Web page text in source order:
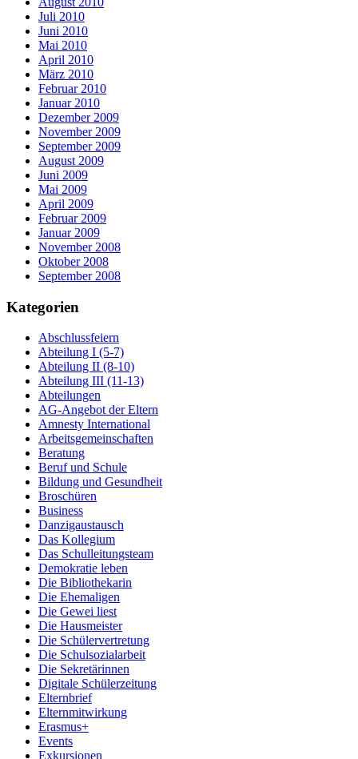
Juli 2010
Juni 2010
Mai 2010
April 2010
März 2010
Februar 2010
Januar 2010
Dezember 2009
November 2009
September 2009
August 2009
Juni 2009
Mai 2009
April 2009
Februar 2009
Januar 2009
November 2008
Oktober 2008
September 2008
Kategorien
Abschlussfeiern
Abteilung I (5-7)
Abteilung II (8-10)
Abteilung III (11-13)
Abteilungen
AG-Angebot der Eltern
Amnesty International
Arbeitsgemeinschaften
Beratung
Beruf und Schule
Bildung und Gesundheit
Broschüren
Business
Danzigaustausch
Das Kollegium
Das Schulleitungsteam
Demokratie leben
Die Bibliothekarin
Die Ehemaligen
Die Gewei liest
Die Hausmeister
Die Schülervertretung
Die Schulsozialarbeit
Die Sekretärinnen
Digitale Schülerzeitung
Elternbrief
Elternmitwirkung
Erasmus+
Events
Exkursionen